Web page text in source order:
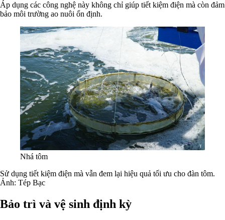
Áp dụng các công nghệ này không chỉ giúp tiết kiệm điện mà còn đảm
bảo môi trường ao nuôi ổn định.
Nhá tôm
Sử dụng tiết kiệm điện mà vẫn đem lại hiệu quả tối ưu cho đàn tôm.
Ảnh: Tép Bạc
Bảo trì và vệ sinh định kỳ